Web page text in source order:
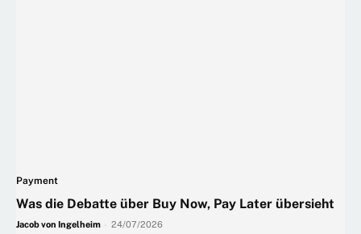
Payment
Was die Debatte über Buy Now, Pay Later übersieht
Jacob von Ingelheim 24/07/2026